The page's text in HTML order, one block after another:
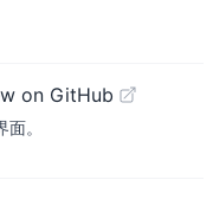
on GitHub
。